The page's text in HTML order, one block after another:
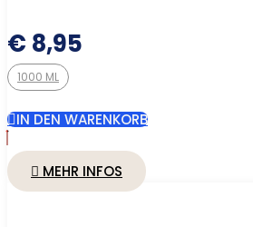
€ 8,95
1000 ML
IN DEN WARENKORB
MEHR INFOS